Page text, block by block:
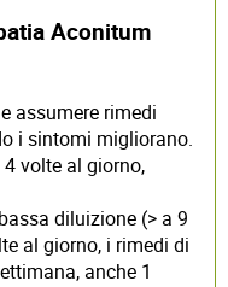
Aconitum
assumere rimedi
i sintomi migliorano.
volte al giorno,
diluizione (> a 9
al giorno, i rimedi di
anche 1